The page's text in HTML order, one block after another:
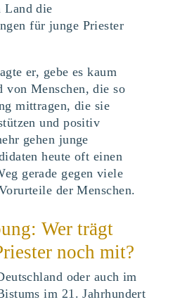
Land die
für junge Priester
er, gebe es kaum
von Menschen, die so
mittragen, die sie
und positiv
gehen junge
heute oft einen
gerade gegen viele
der Menschen.
Wer trägt
noch mit?
oder auch im
im 21. Jahrhundert